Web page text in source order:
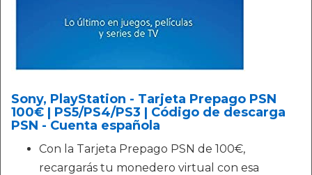
Sony, PlayStation - Tarjeta Prepago PSN
100€ | PS5/PS4/PS3 | Código de descarga
PSN - Cuenta española
Con la Tarjeta Prepago PSN de 100€,
recargarás tu monedero virtual con esa